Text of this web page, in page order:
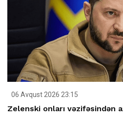
06 Avqust 2026 23:15
Zelenski onları vəzifəsindən